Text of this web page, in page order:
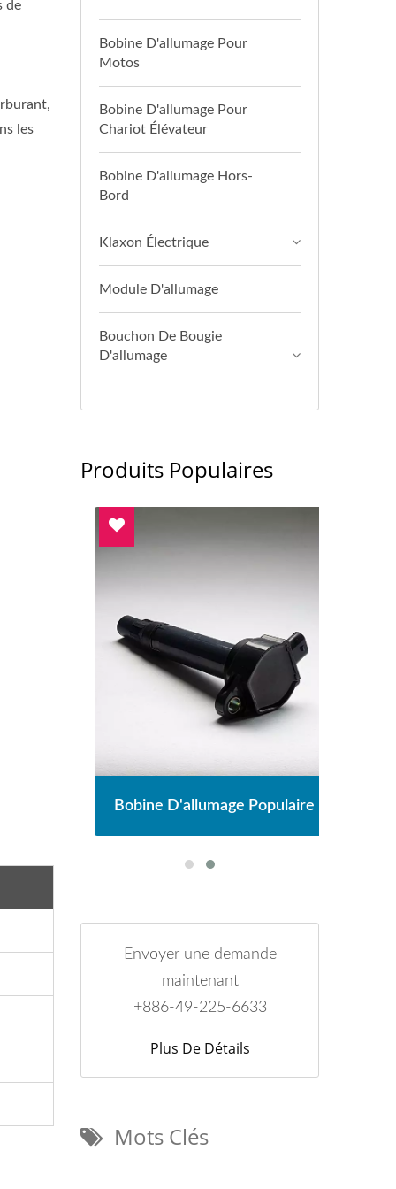
de
les
Bobine D'allumage Pour
Motos
Bobine D'allumage Pour
Chariot Élévateur
Bobine D'allumage Hors-
Bord
Klaxon Électrique
Module D'allumage
Bouchon De Bougie
D'allumage
Produits Populaires
Bobine D'allumage Populaire
Envoyer une demande
maintenant
+886-49-225-6633
Plus De Détails
Mots Clés